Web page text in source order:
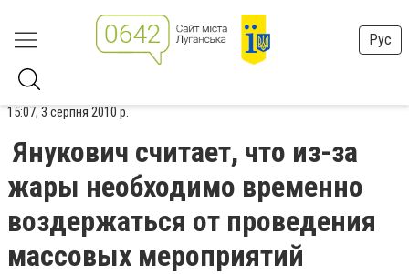
Рус
15:07, 3 серпня 2010 р.
Янукович считает, что из-за
жары необходимо временно
воздержаться от проведения
массовых мероприятий